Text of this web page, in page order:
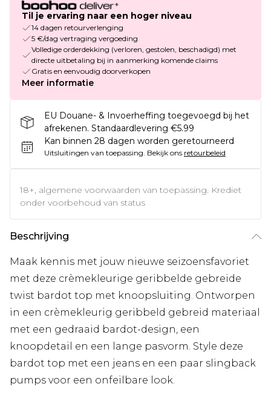
Til je ervaring naar een hoger niveau
14 dagen retourverlenging
5 €/dag vertraging vergoeding
Volledige orderdekking (verloren, gestolen, beschadigd) met
directe uitbetaling bij in aanmerking komende claims
Gratis en eenvoudig doorverkopen
Meer informatie
EU Douane- & Invoerheffing toegevoegd bij het
afrekenen. Standaardlevering €5.99
Kan binnen 28 dagen worden geretourneerd
Uitsluitingen van toepassing. Bekijk ons retourbeleid
18+, algemene voorwaarden van toepassing. Krediet
onder voorbehoud van status
Beschrijving
Maak kennis met jouw nieuwe seizoensfavoriet
met deze crèmekleurige geribbelde gebreide
twist bardot top met knoopsluiting. Ontworpen
in een crèmekleurig geribbeld gebreid materiaal
met een gedraaid bardot-design, een
knoopdetail en een lange pasvorm. Style deze
bardot top met een jeans en een paar slingback
pumps voor een onfeilbare look.